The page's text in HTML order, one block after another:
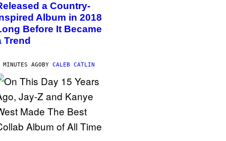
a Country-
Album in 2018
Before It Became
Trend
AGOBY CALEB CATLIN